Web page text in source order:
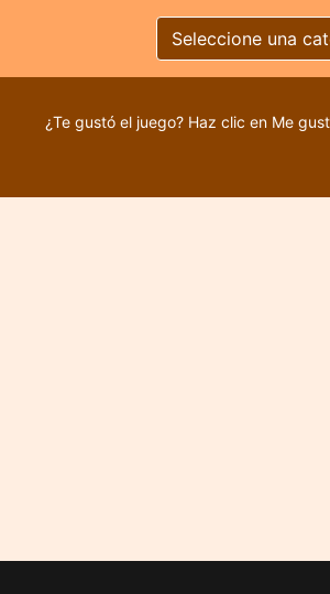
Seleccione una
¿Te gustó el juego? Haz clic en Me